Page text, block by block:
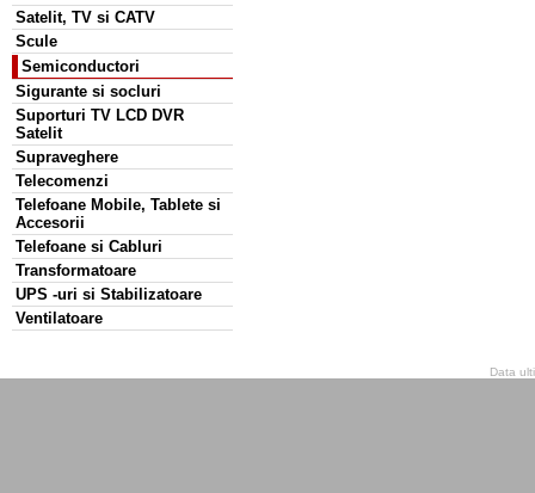
Satelit, TV si CATV
Scule
Semiconductori
Sigurante si socluri
Suporturi TV LCD DVR
Satelit
Supraveghere
Telecomenzi
Telefoane Mobile, Tablete si
Accesorii
Telefoane si Cabluri
Transformatoare
UPS -uri si Stabilizatoare
Ventilatoare
Data